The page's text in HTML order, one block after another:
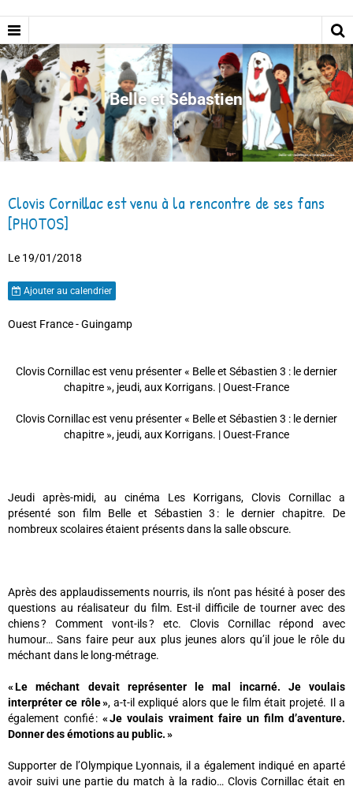
Belle et Sébastien
Clovis Cornillac est venu à la rencontre de ses fans
[PHOTOS]
Le 19/01/2018
Ajouter au calendrier
Ouest France - Guingamp
Clovis Cornillac est venu présenter « Belle et Sébastien 3 : le dernier
chapitre », jeudi, aux Korrigans. | Ouest-France
Clovis Cornillac est venu présenter « Belle et Sébastien 3 : le dernier
chapitre », jeudi, aux Korrigans. | Ouest-France
Jeudi après-midi, au cinéma Les Korrigans, Clovis Cornillac a
présenté son film Belle et Sébastien 3 : le dernier chapitre. De
nombreux scolaires étaient présents dans la salle obscure.
Après des applaudissements nourris, ils n’ont pas hésité à poser des
questions au réalisateur du film. Est-il difficile de tourner avec des
chiens ? Comment vont-ils ? etc. Clovis Cornillac répond avec
humour… Sans faire peur aux plus jeunes alors qu’il joue le rôle du
méchant dans le long-métrage.
« Le méchant devait représenter le mal incarné. Je voulais
interpréter ce rôle », a-t-il expliqué alors que le film était projeté. Il a
également confié :« Je voulais vraiment faire un film d’aventure.
Donner des émotions au public. »
Supporter de l’Olympique Lyonnais, il a également indiqué en aparté
avoir suivi une partie du match à la radio… Clovis Cornillac était en